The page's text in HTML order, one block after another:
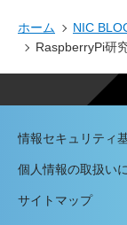
ホーム
NIC
RaspberryPi研
情報セキュリティ
個人情報の取扱い
サイトマップ